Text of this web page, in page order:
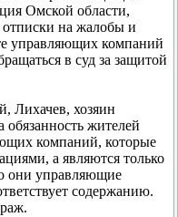
Омской области,
на жалобы и
управляющих компаний
в суд за защитой
Лихачев, хозяин
жителей
компаний, которые
а являются только
они управляющие
содержанию.